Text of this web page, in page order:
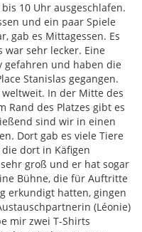
10 Uhr ausgeschlafen.
und ein paar Spiele
gab es Mittagessen. Es
sehr lecker. Eine
gefahren und haben die
Stanislas gegangen.
In der Mitte des
Rand des Platzes gibt es
sind wir in einen
Dort gab es viele Tiere
dort in Käfigen
groß und er hat sogar
Bühne, die für Auftritte
erkundigt hatten, gingen
(Léonie)
mir zwei T-Shirts